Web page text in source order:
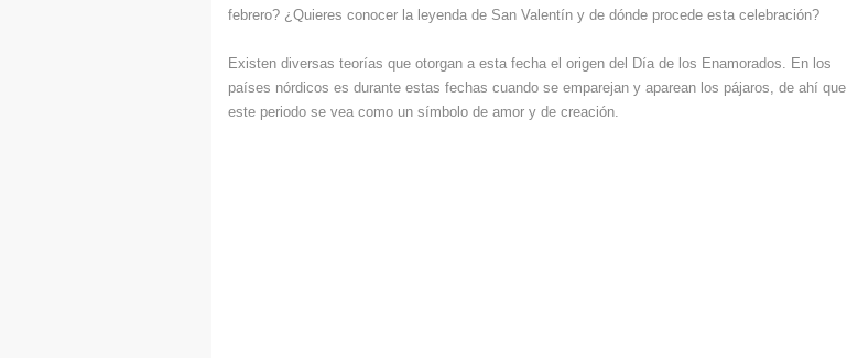
febrero? ¿Quieres conocer la leyenda de San Valentín y de dónde procede esta celebración?
Existen diversas teorías que otorgan a esta fecha el origen del Día de los Enamorados. En los
países nórdicos es durante estas fechas cuando se emparejan y aparean los pájaros, de ahí que
este periodo se vea como un símbolo de amor y de creación.